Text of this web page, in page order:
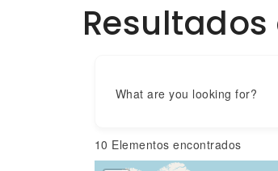
What are you looking for?
10 Elementos encontrados